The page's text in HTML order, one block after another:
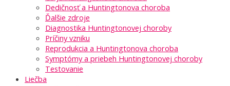
Dedičnosť a Huntingtonova choroba
Ďalšie zdroje
Diagnostika Huntingtonovej choroby
Príčiny vzniku
Reprodukcia a Huntingtonova choroba
Symptómy a priebeh Huntingtonovej choroby
Testovanie
Liečba